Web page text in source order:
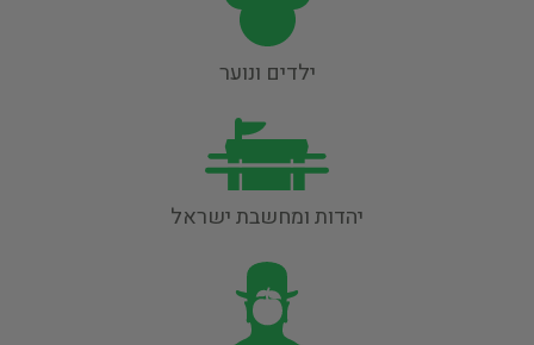
ילדים ונוער
יהדות ומחשבת ישראל